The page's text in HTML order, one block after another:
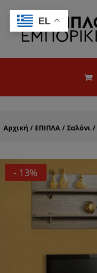
Αρχική / ΕΠΙΠΛΑ / Σαλόνι /
- 13%
EL